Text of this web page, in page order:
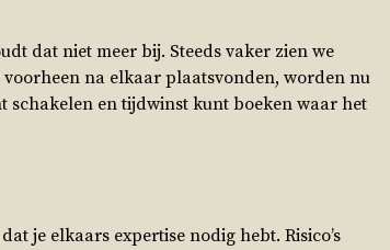
dat niet meer bij. Steeds vaker zien we
na elkaar plaatsvonden, worden nu
en tijdwinst kunt boeken waar het
je elkaars expertise nodig hebt. Risico’s